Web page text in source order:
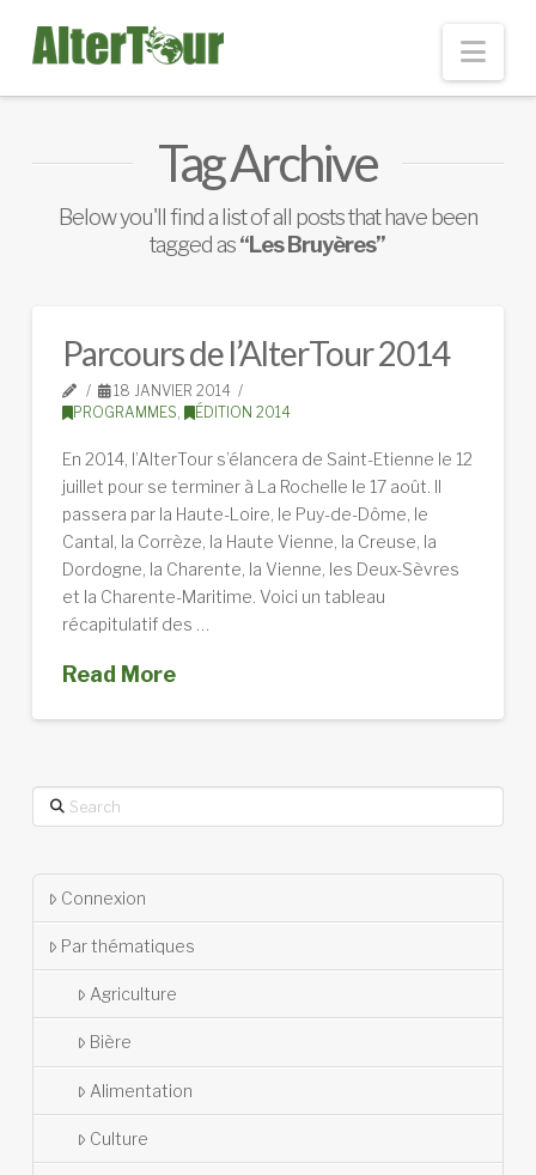
Tag Archive
Below you'll find a list of all posts that have been
tagged as“Les Bruyères”
Parcours de l’AlterTour 2014
18 JANVIER 2014
PROGRAMMES, ÉDITION 2014
En 2014, l’AlterTour s’élancera de Saint-Etienne le 12
juillet pour se terminer à La Rochelle le 17 août. Il
passera par la Haute-Loire, le Puy-de-Dôme, le
Cantal, la Corrèze, la Haute Vienne, la Creuse, la
Dordogne, la Charente, la Vienne, les Deux-Sèvres
et la Charente-Maritime. Voici un tableau
récapitulatif des …
Read More
Search
Connexion
Par thématiques
Agriculture
Bière
Alimentation
Culture